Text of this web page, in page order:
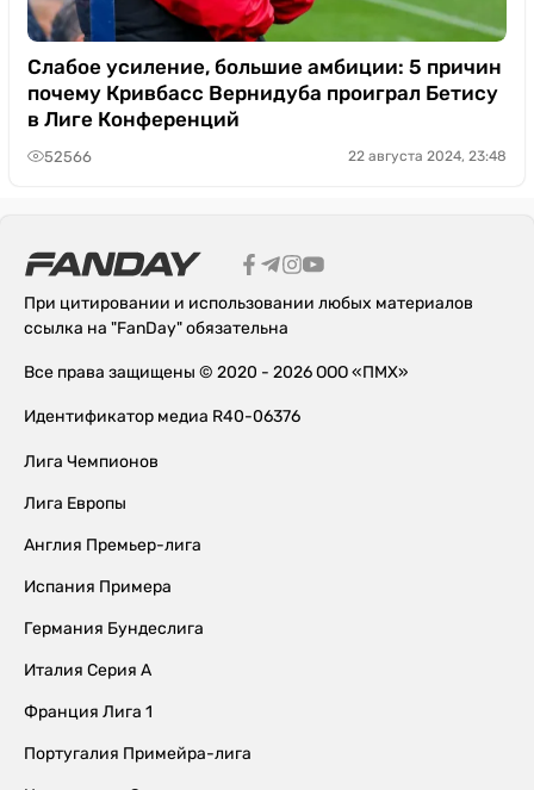
Слабое усиление, большие амбиции: 5 причин
почему Кривбасс Вернидуба проиграл Бетису
в Лиге Конференций
52566 22 августа 2024, 23:48
При цитировании и использовании любых материалов
ссылка на "FanDay" обязательна
Все права защищены © 2020 - 2026 ООО «ПМХ»
Идентификатор медиа R40-06376
Лига Чемпионов
Лига Европы
Англия Премьер-лига
Испания Примера
Германия Бундеслига
Италия Серия А
Франция Лига 1
Португалия Примейра-лига